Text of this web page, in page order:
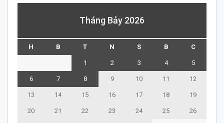
Tháng Bảy 2026
H B T N S B C
1 2 3 4 5
6 7 8 9 10 11 12
13 14 15 16 17 18 19
20 21 22 23 24 25 26